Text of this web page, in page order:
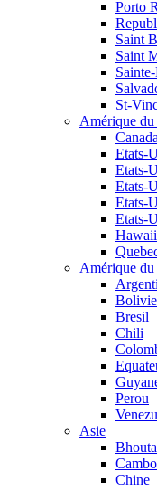
Porto
Saint
Saint
St-
Amérique
Etats-
Etats-
Etats-
Etats-
Etats-
Hawaii
Amérique du
Bolivie
Bresil
Chili
Perou
Asie
Chine